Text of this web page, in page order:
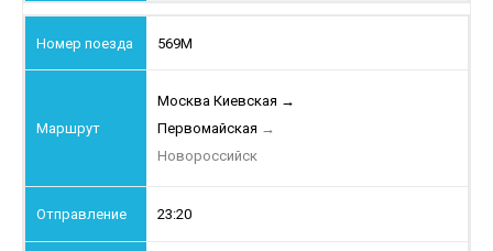
569М
Москва Киевская →
Первомайская →
Новороссийск
23:20